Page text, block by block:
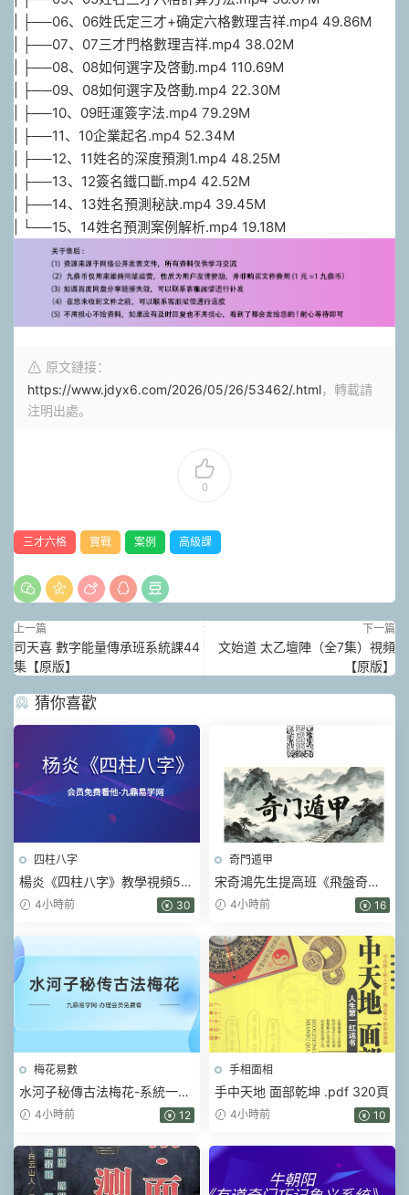
| ├──06、06姓氏定三才+确定六格數理吉祥.mp4 49.86M
| ├──07、07三才門格數理吉祥.mp4 38.02M
| ├──08、08如何選字及啓動.mp4 110.69M
| ├──09、08如何選字及啓動.mp4 22.30M
| ├──10、09旺運簽字法.mp4 79.29M
| ├──11、10企業起名.mp4 52.34M
| ├──12、11姓名的深度預測1.mp4 48.25M
| ├──13、12簽名鐵口斷.mp4 42.52M
| ├──14、13姓名預測秘訣.mp4 39.45M
| └──15、14姓名預測案例解析.mp4 19.18M
原文鏈接：
https://www.jdyx6.com/2026/05/26/53462/.html，轉載請
注明出處。
0
三才六格 實戰 案例 高級課
上一篇
司天喜 數字能量傳承班系統課44
集【原版】
下一篇
文始道 太乙壇陣（全7集）視頻
【原版】
猜你喜歡
四柱八字
楊炎《四柱八字》教學視頻56
集 4小時前 30
奇門遁甲
宋奇鴻先生提高班《飛盤奇
門》奇門二期【原版】.pdf 90
4小時前 16
梅花易數
水河子秘傳古法梅花-系統一體
班.pdf 317頁
4小時前 12
手相面相
手中天地 面部乾坤 .pdf 320頁
4小時前 10